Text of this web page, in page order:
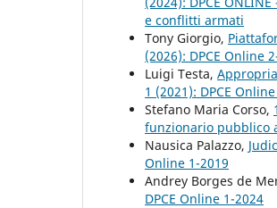
e conflitti armati
Tony Giorgio,
(2026): DPCE Online
Luigi Testa,
1 (2021): DPCE
Stefano Maria Corso,
funzionario pubblico
Nausica Palazzo,
Online 1-2019
Andrey Borges de
DPCE Online 1-2024